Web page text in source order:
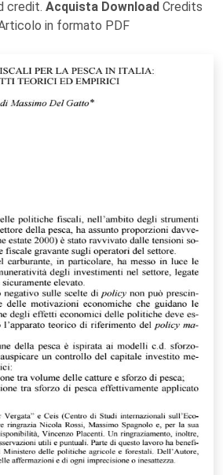
credit. Acquista Download Credits
in formato PDF